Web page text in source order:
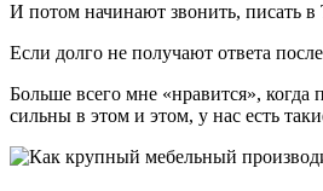
И потом начинают звонить, писать
Если долго не получают ответа
Больше всего мне «нравится»,
сильны в этом и этом, у нас есть